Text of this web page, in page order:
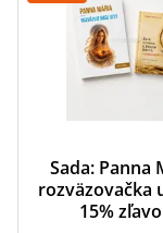
Sada: Panna
rozväzovačka
15%